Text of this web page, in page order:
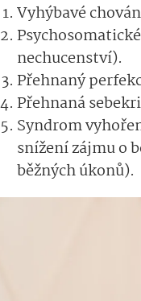
Vyhýbavé
nechucenství).
Přehnaný
Přehnaná
Syndrom
snížení zájmu o
běžných úkonů).